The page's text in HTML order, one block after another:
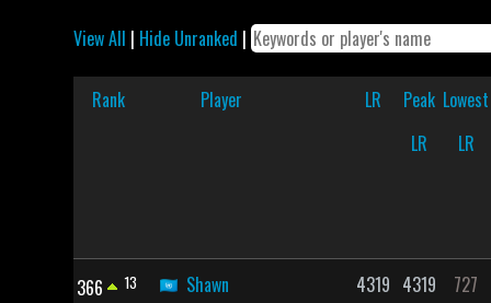
View All | Hide Unranked |
Rank Player LR
Peak
LR
Lowest
LR
366 13 Shawn 4319 4319 727